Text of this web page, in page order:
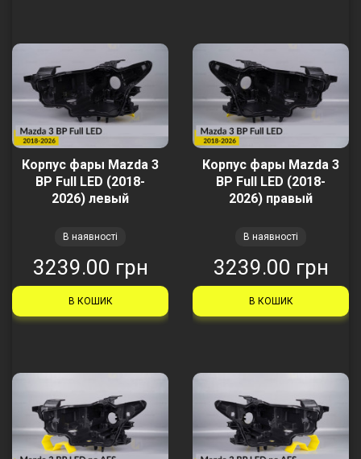
Корпус фары Mazda 3
BP Full LED (2018-
2026) левый
В наявності
3239.00 грн
В КОШИК
Корпус фары Mazda 3
BP Full LED (2018-
2026) правый
В наявності
3239.00 грн
В КОШИК